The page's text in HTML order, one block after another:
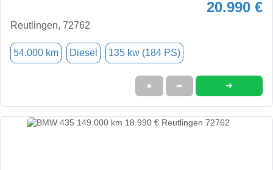
20.990 €
Reutlingen, 72762
54.000 km Diesel 135 kw (184 PS)
★ ➦ ➜